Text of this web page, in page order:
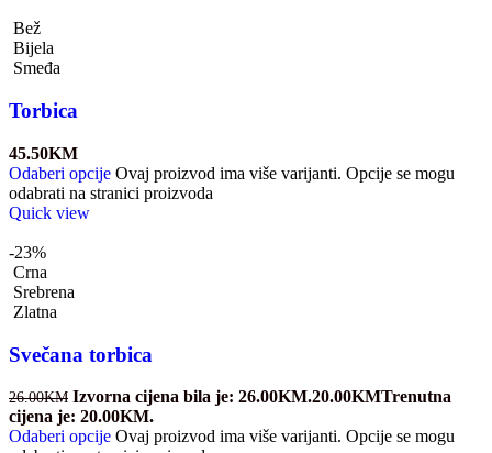
Bež
Bijela
Smeđa
Torbica
45.50KM
Odaberi opcije Ovaj proizvod ima više varijanti. Opcije se mogu
odabrati na stranici proizvoda
Quick view
-23%
Crna
Srebrena
Zlatna
Svečana torbica
26.00KM Izvorna cijena bila je: 26.00KM.20.00KMTrenutna
cijena je: 20.00KM.
Odaberi opcije Ovaj proizvod ima više varijanti. Opcije se mogu